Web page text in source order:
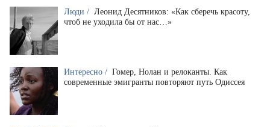
Люди / Леонид Десятников: «Как сберечь красоту,
чтоб не уходила бы от нас…»
Интересно / Гомер, Нолан и релоканты. Как
современные эмигранты повторяют путь Одиссея